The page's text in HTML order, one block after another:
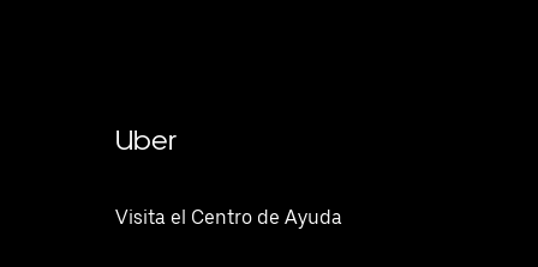
Uber
Visita el Centro de Ayuda